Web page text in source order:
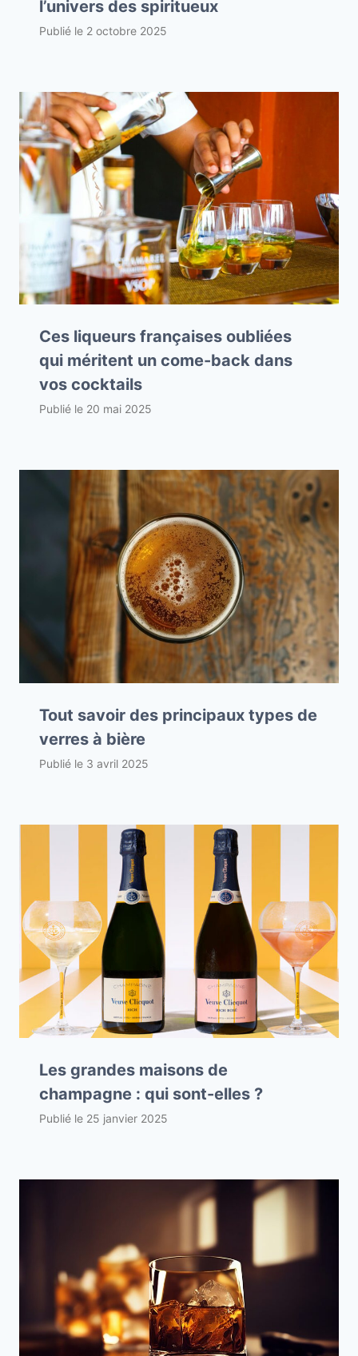
l’univers des spiritueux
Publié le 2 octobre 2025
Ces liqueurs françaises oubliées
qui méritent un come-back dans
vos cocktails
Publié le 20 mai 2025
Tout savoir des principaux types de
verres à bière
Publié le 3 avril 2025
Les grandes maisons de
champagne : qui sont-elles ?
Publié le 25 janvier 2025